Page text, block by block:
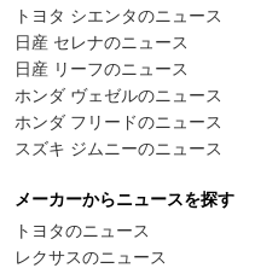
トヨタ シエンタのニュース
日産 セレナのニュース
日産 リーフのニュース
ホンダ ヴェゼルのニュース
ホンダ フリードのニュース
スズキ ジムニーのニュース
メーカーからニュースを探す
トヨタのニュース
レクサスのニュース